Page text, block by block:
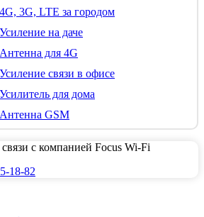
4G, 3G, LTE за городом
Усиление на даче
Антенна для 4G
Усиление связи в офисе
Усилитель для дома
Антенна GSM
связи с компанией Focus Wi-Fi
18-82